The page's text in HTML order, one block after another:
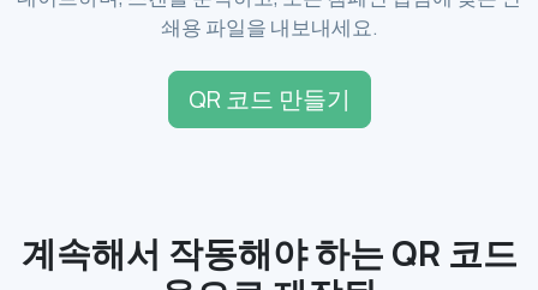
쇄용 파일을 내보내세요.
QR 코드 만들기
계속해서 작동해야 하는 QR 코드